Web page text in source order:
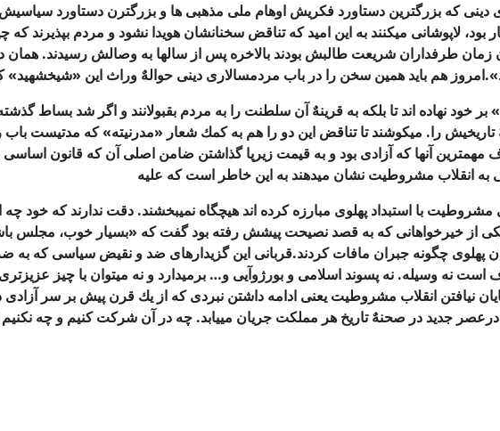
دینی كه بزرگترین دستاورد فكریش اوهام ملی مذهبی ها و بزرگترن دستاورد سیاسیش
لاپوشانی میكنند به این امید كه تناقض سخنانشان هویدا نشود و مردم بپذیرند
طرفداران شریعت طالبش بودند بالاخرهپس از سالها به وصالش رسیدند. همان
هم باید همین سخن را در باب مردمسالاری دینی حوالهٌ وراث این «شیخشهید»
بر خود نهاده اند تا بلكه به قرینهٌ آن سلطنت را به مردم بقبولانند و اگر شد بساط گذشته
تاریخیش را. میكوشندتا تناقض این دو را هم به كمك شعار «مدرنیته» كه مدتیست باب
مهمترین آنها كه آزادی بود و به قیمت زیرپا گذاشتن ضامن اصلی آن كه قانون
انقلاب مشروطیت نشان میدهند به این خاطر است كه علیه
مشروطیت با استبداد پهلوی مبارزه كرده اند هیچگاه نمیبخشند. دقت ندارندكه خود چه
از خیرخواهانی كه به قصد نصیحت پیشش رفته بود گفت كه «بسیار خوب، مجلس
پهلوی چگونه جبران مافات كردند.قربانی این گزیدارهای ضد و نقیض سیاسی كه به
است نه وسیله. نه پسوند اسلامی و بورژوآیی و… برمیدارد و نه میتوان با چیز
نیافتن انقلاب مشروطیت یعنی ادامه داشتن نبردی كه از یك قرن پیش بر سر
جدید در صحنهٌ تاریخ هر مملكت جریان مییابد. چه در آن شركت كنیم و چه